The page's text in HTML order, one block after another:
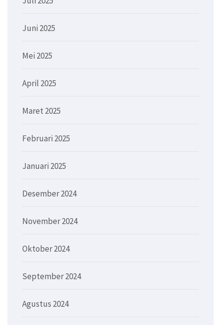
Juni 2025
Mei 2025
April 2025
Maret 2025
Februari 2025
Januari 2025
Desember 2024
November 2024
Oktober 2024
September 2024
Agustus 2024